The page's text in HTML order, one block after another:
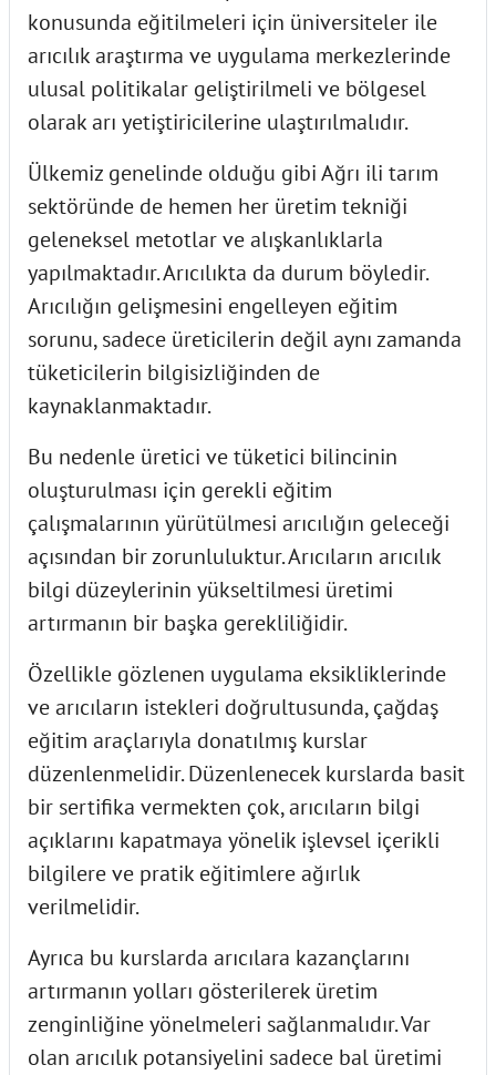
konusunda eğitilmeleri için üniversiteler ile
arıcılık araştırma ve uygulama merkezlerinde
ulusal politikalar geliştirilmeli ve bölgesel
olarak arı yetiştiricilerine ulaştırılmalıdır.
Ülkemiz genelinde olduğu gibi Ağrı ili tarım
sektöründe de hemen her üretim tekniği
geleneksel metotlar ve alışkanlıklarla
yapılmaktadır. Arıcılıkta da durum böyledir.
Arıcılığın gelişmesini engelleyen eğitim
sorunu, sadece üreticilerin değil aynı zamanda
tüketicilerin bilgisizliğinden de
kaynaklanmaktadır.
Bu nedenle üretici ve tüketici bilincinin
oluşturulması için gerekli eğitim
çalışmalarının yürütülmesi arıcılığın geleceği
açısından bir zorunluluktur. Arıcıların arıcılık
bilgi düzeylerinin yükseltilmesi üretimi
artırmanın bir başka gerekliliğidir.
Özellikle gözlenen uygulama eksikliklerinde
ve arıcıların istekleri doğrultusunda, çağdaş
eğitim araçlarıyla donatılmış kurslar
düzenlenmelidir. Düzenlenecek kurslarda basit
bir sertifika vermekten çok, arıcıların bilgi
açıklarını kapatmaya yönelik işlevsel içerikli
bilgilere ve pratik eğitimlere ağırlık
verilmelidir.
Ayrıca bu kurslarda arıcılara kazançlarını
artırmanın yolları gösterilerek üretim
zenginliğine yönelmeleri sağlanmalıdır. Var
olan arıcılık potansiyelini sadece bal üretimi